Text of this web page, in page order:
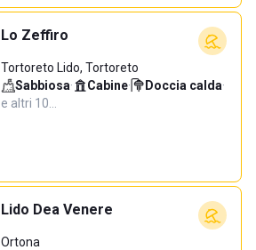
Lo Zeffiro
Tortoreto Lido, Tortoreto
Sabbiosa· Cabine· Doccia calda·
e altri 10…
Lido Dea Venere
Ortona